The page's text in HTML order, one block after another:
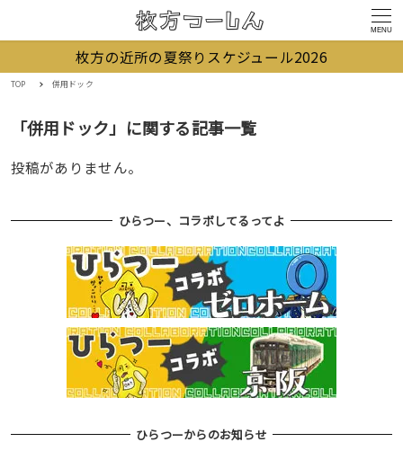
MENU
枚方の近所の夏祭りスケジュール2026
TOP 併用ドック
「併用ドック」に関する記事一覧
投稿がありません。
ひらつー、コラボしてるってよ
ひらつーからのお知らせ